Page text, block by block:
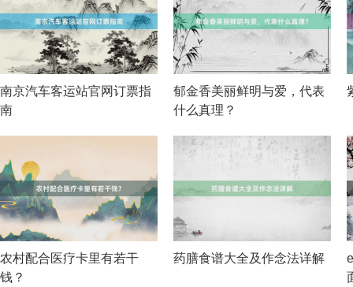
南京汽车客运站官网订票指
南
郁金香美丽鲜明与爱，代表
什么真理？
农村配合医疗卡里有若干
钱？
药膳食谱大全及作念法详解